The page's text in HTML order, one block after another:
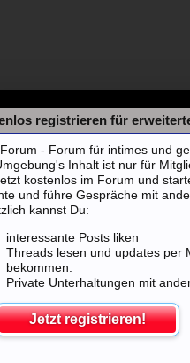
registrieren für
- Forum für intimes und
Inhalt ist nur für
kostenlos im Forum und
und führe Gespräche mit
kannst Du:
interessante Posts liken
Threads lesen und updates per
bekommen.
Private Unterhaltungen mit
Jetzt registrieren!